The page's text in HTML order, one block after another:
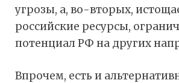
угрозы, а, во-вторых,
российские ресурсы,
потенциал РФ на других
Впрочем, есть и